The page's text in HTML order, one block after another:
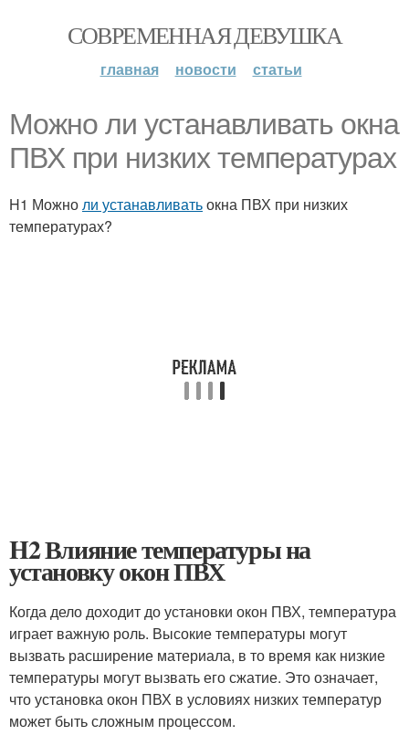
СОВРЕМЕННАЯ ДЕВУШКА
главная новости статьи
Можно ли устанавливать окна
ПВХ при низких температурах
H1 Можноли устанавливатьокна ПВХ при низких
температурах?
H2 Влияние температуры на
установку окон ПВХ
Когда дело доходит до установки окон ПВХ, температура
играет важную роль. Высокие температуры могут
вызвать расширение материала, в то время как низкие
температуры могут вызвать его сжатие. Это означает,
что установка окон ПВХ в условиях низких температур
может быть сложным процессом.